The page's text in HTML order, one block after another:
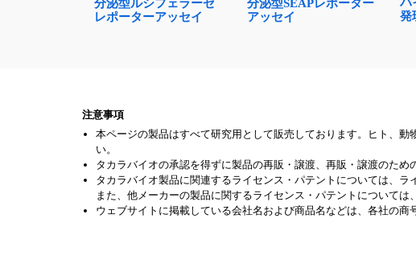
分泌型ルシフェラーゼ
レポーターアッセイ
分泌型SEAPレポーター
アッセイ
バ
発
注意事項
本ページの製品はすべて研究用として販売しております。ヒト、
い。
タカラバイオの承認を得ずに製品の再販・譲渡、再販・譲渡のため
タカラバイオ製品に関連するライセンス・パテントについては、ラ
また、他メーカーの製品に関するライセンス・パテントについて
ウェブサイトに掲載している会社名および商品名などは、各社の